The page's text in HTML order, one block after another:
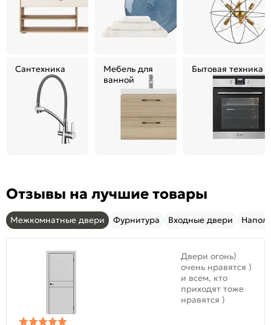
Сантехника
Мебель для
ванной
Бытовая техника
Отзывы на лучшие товары
Межкомнатные двери Фурнитура Входные двери
Двери огонь)
очень нравятся )
и всем, кто
приходят тоже
нравятся )